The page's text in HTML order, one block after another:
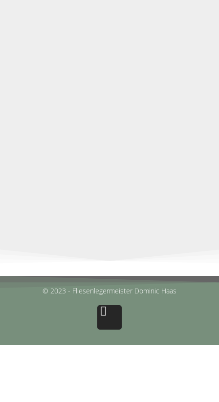
© 2023 - Fliesenlegermeister Dominic Haas